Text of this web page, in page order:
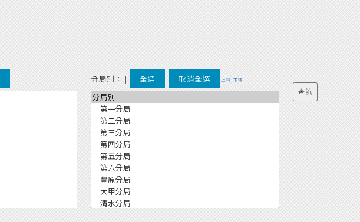
分局別： | 全選 取消全選 上移 下移